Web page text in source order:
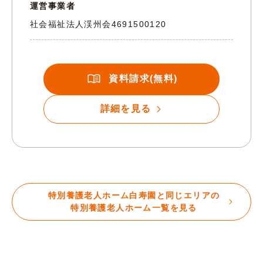
運営事業者
社会福祉法人渓州会4691500120
資料請求(無料)
詳細を見る
特別養護老人ホーム白寿園と同じエリアの
特別養護老人ホーム一覧を見る